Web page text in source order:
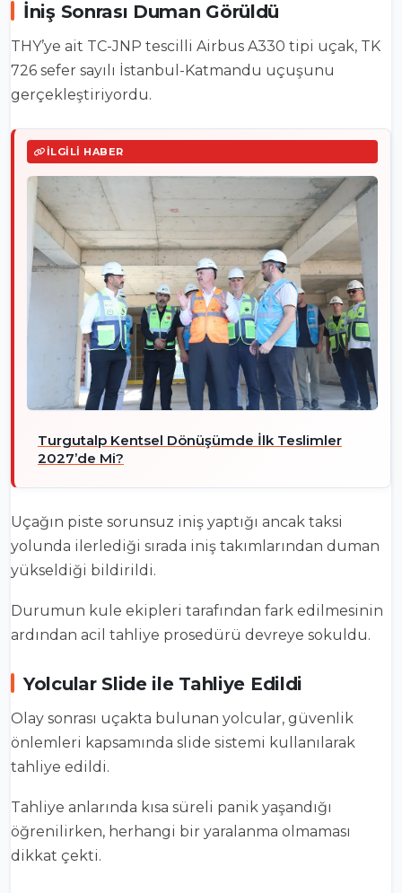
İniş Sonrası Duman Görüldü
THY’ye ait TC-JNP tescilli Airbus A330 tipi uçak, TK
726 sefer sayılı İstanbul-Katmandu uçuşunu
gerçekleştiriyordu.
İLGILI HABER
Turgutalp Kentsel Dönüşümde İlk Teslimler
2027’de Mi?
Uçağın piste sorunsuz iniş yaptığı ancak taksi
yolunda ilerlediği sırada iniş takımlarından duman
yükseldiği bildirildi.
Durumun kule ekipleri tarafından fark edilmesinin
ardından acil tahliye prosedürü devreye sokuldu.
Yolcular Slide ile Tahliye Edildi
Olay sonrası uçakta bulunan yolcular, güvenlik
önlemleri kapsamında slide sistemi kullanılarak
tahliye edildi.
Tahliye anlarında kısa süreli panik yaşandığı
öğrenilirken, herhangi bir yaralanma olmaması
dikkat çekti.